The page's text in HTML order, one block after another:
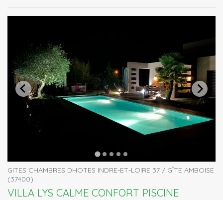
GITES CHAMBRES DHOTES INDRE-ET-LOIRE 37 / GÎTE AMBOISE
(37400)
VILLA LYS CALME CONFORT PISCINE